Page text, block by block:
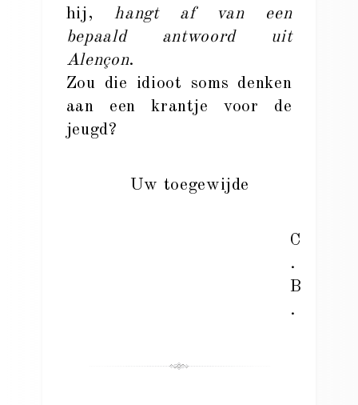
hij,hangt af van een
bepaald antwoord uit
Alençon.
Zou die idioot soms denken
aan een krantje voor de
jeugd?
Uw toegewijde
C
.
B
.